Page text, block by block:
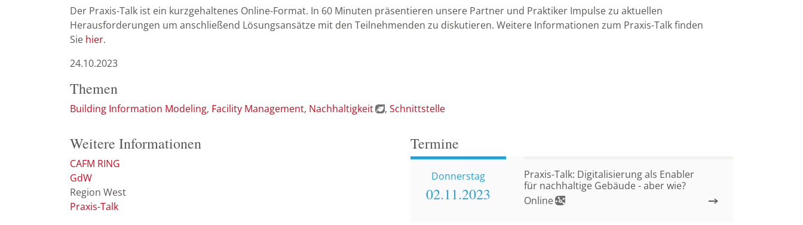
Der Praxis-Talk ist ein kurzgehaltenes Online-Format. In 60 Minuten präsentieren unsere Partner und Praktiker Impulse zu aktuellen
Herausforderungen um anschließend Lösungsansätze mit den Teilnehmenden zu diskutieren. Weitere Informationen zum Praxis-Talk finden
Sie hier.
24.10.2023
Themen
Building Information Modeling Facility Management Nachhaltigkeit Schnittstelle
Termine
Donnerstag
02.11.2023 Online
Praxis-Talk: Digitalisierung als Enabler
für nachhaltige Gebäude - aber wie?
Weitere Informationen
CAFM RING
GdW
Region West
Praxis-Talk